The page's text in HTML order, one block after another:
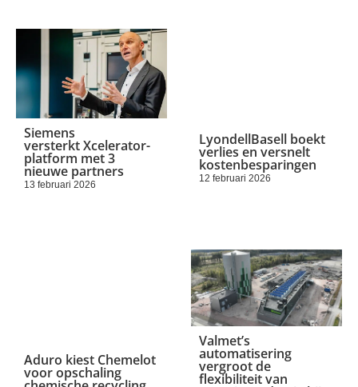
Siemens
versterkt Xcelerator-
platform met 3
nieuwe partners
13 februari 2026
LyondellBasell boekt
verlies en versnelt
kostenbesparingen
12 februari 2026
Aduro kiest Chemelot
voor opschaling
Valmet’s
automatisering
vergroot de
flexibiliteit van